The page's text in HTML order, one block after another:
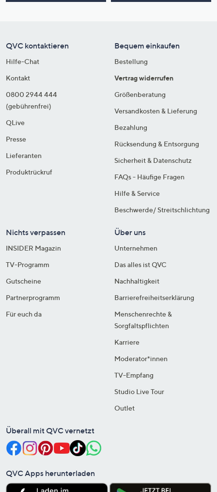
QVC kontaktieren
Hilfe-Chat
Kontakt
0800 2944 444
(gebührenfrei)
QLive
Presse
Lieferanten
Produktrückruf
Bequem einkaufen
Bestellung
Vertrag widerrufen
Größenberatung
Versandkosten & Lieferung
Bezahlung
Rücksendung & Entsorgung
Sicherheit & Datenschutz
FAQs - Häufige Fragen
Hilfe & Service
Beschwerde/ Streitschlichtung
Nichts verpassen
INSIDER Magazin
TV-Programm
Gutscheine
Partnerprogramm
Für euch da
Über uns
Unternehmen
Das alles ist QVC
Nachhaltigkeit
Barrierefreiheitserklärung
Menschenrechte &
Sorgfaltspflichten
Karriere
Moderator*innen
TV-Empfang
Studio Live Tour
Outlet
Überall mit QVC vernetzt
QVC Apps herunterladen